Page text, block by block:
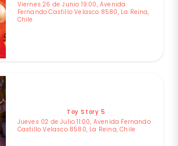
Viernes 26 de Junio 19:00, Avenida
Fernando Castillo Velasco 8580, La Reina,
Chile
Toy Story 5
Jueves 02 de Julio 11:00, Avenida Fernando
Castillo Velasco 8580, La Reina, Chile